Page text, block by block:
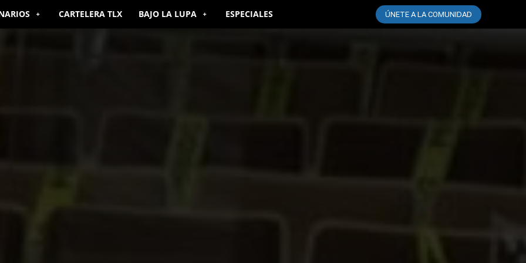
CARTELERA TLX BAJO LA LUPA ESPECIALES ÚNETE A LA COMUNIDAD